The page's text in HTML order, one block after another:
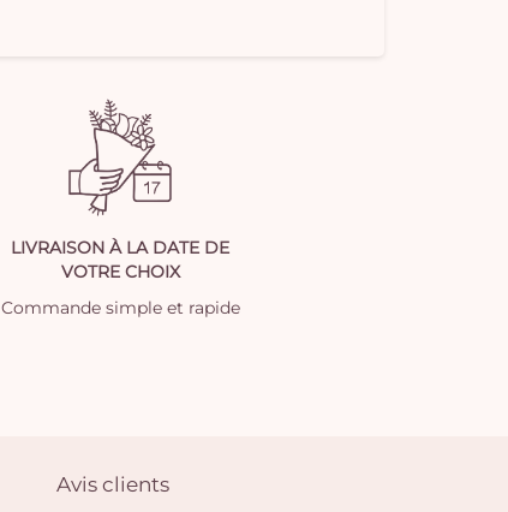
LIVRAISON À LA DATE DE
VOTRE CHOIX
Commande simple et rapide
Avis clients